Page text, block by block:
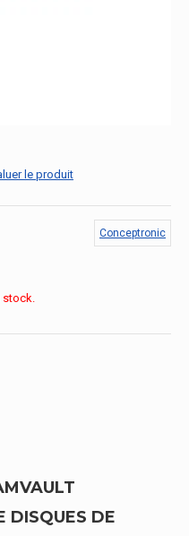
le produit
Conceptronic
stock.
DISQUES DE